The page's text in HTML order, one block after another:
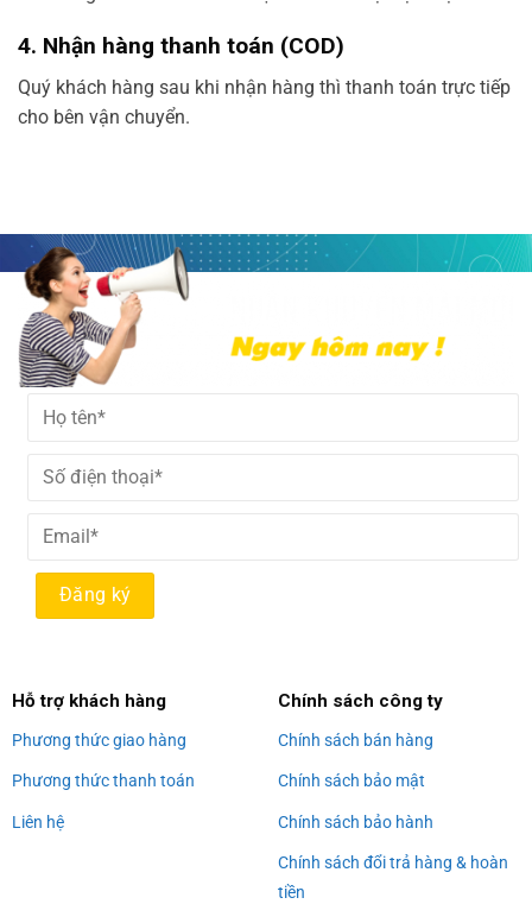
4. Nhận hàng thanh toán (COD)
Quý khách hàng sau khi nhận hàng thì thanh toán trực tiếp
cho bên vận chuyển.
Hỗ trợ khách hàng
Phương thức giao hàng
Phương thức thanh toán
Liên hệ
Chính sách công ty
Chính sách bán hàng
Chính sách bảo mật
Chính sách bảo hành
Chính sách đổi trả hàng & hoàn
tiền